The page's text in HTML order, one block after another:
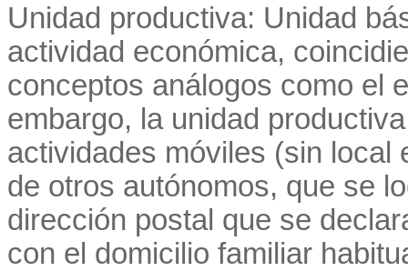
Unidad productiva: Unidad
actividad económica,
conceptos análogos como el
embargo, la unidad
actividades móviles (sin
de otros autónomos, que se
dirección postal que se
con el domicilio familiar